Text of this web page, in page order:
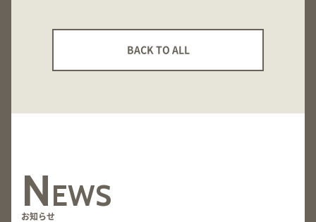
BACK TO ALL
NEWS
お知らせ